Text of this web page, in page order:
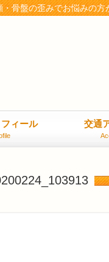
骨盤の歪みでお悩みの方
ィール 交通